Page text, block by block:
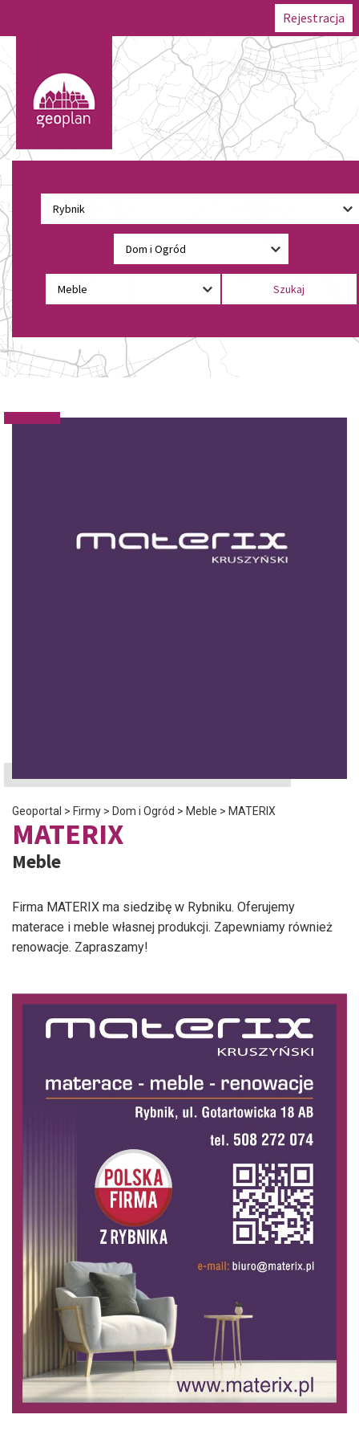
Rejestracja
Geoportal > Firmy > Dom i Ogród > Meble > MATERIX
MATERIX
Meble
Firma MATERIX ma siedzibę w Rybniku. Oferujemy
materace i meble własnej produkcji. Zapewniamy również
renowacje. Zapraszamy!